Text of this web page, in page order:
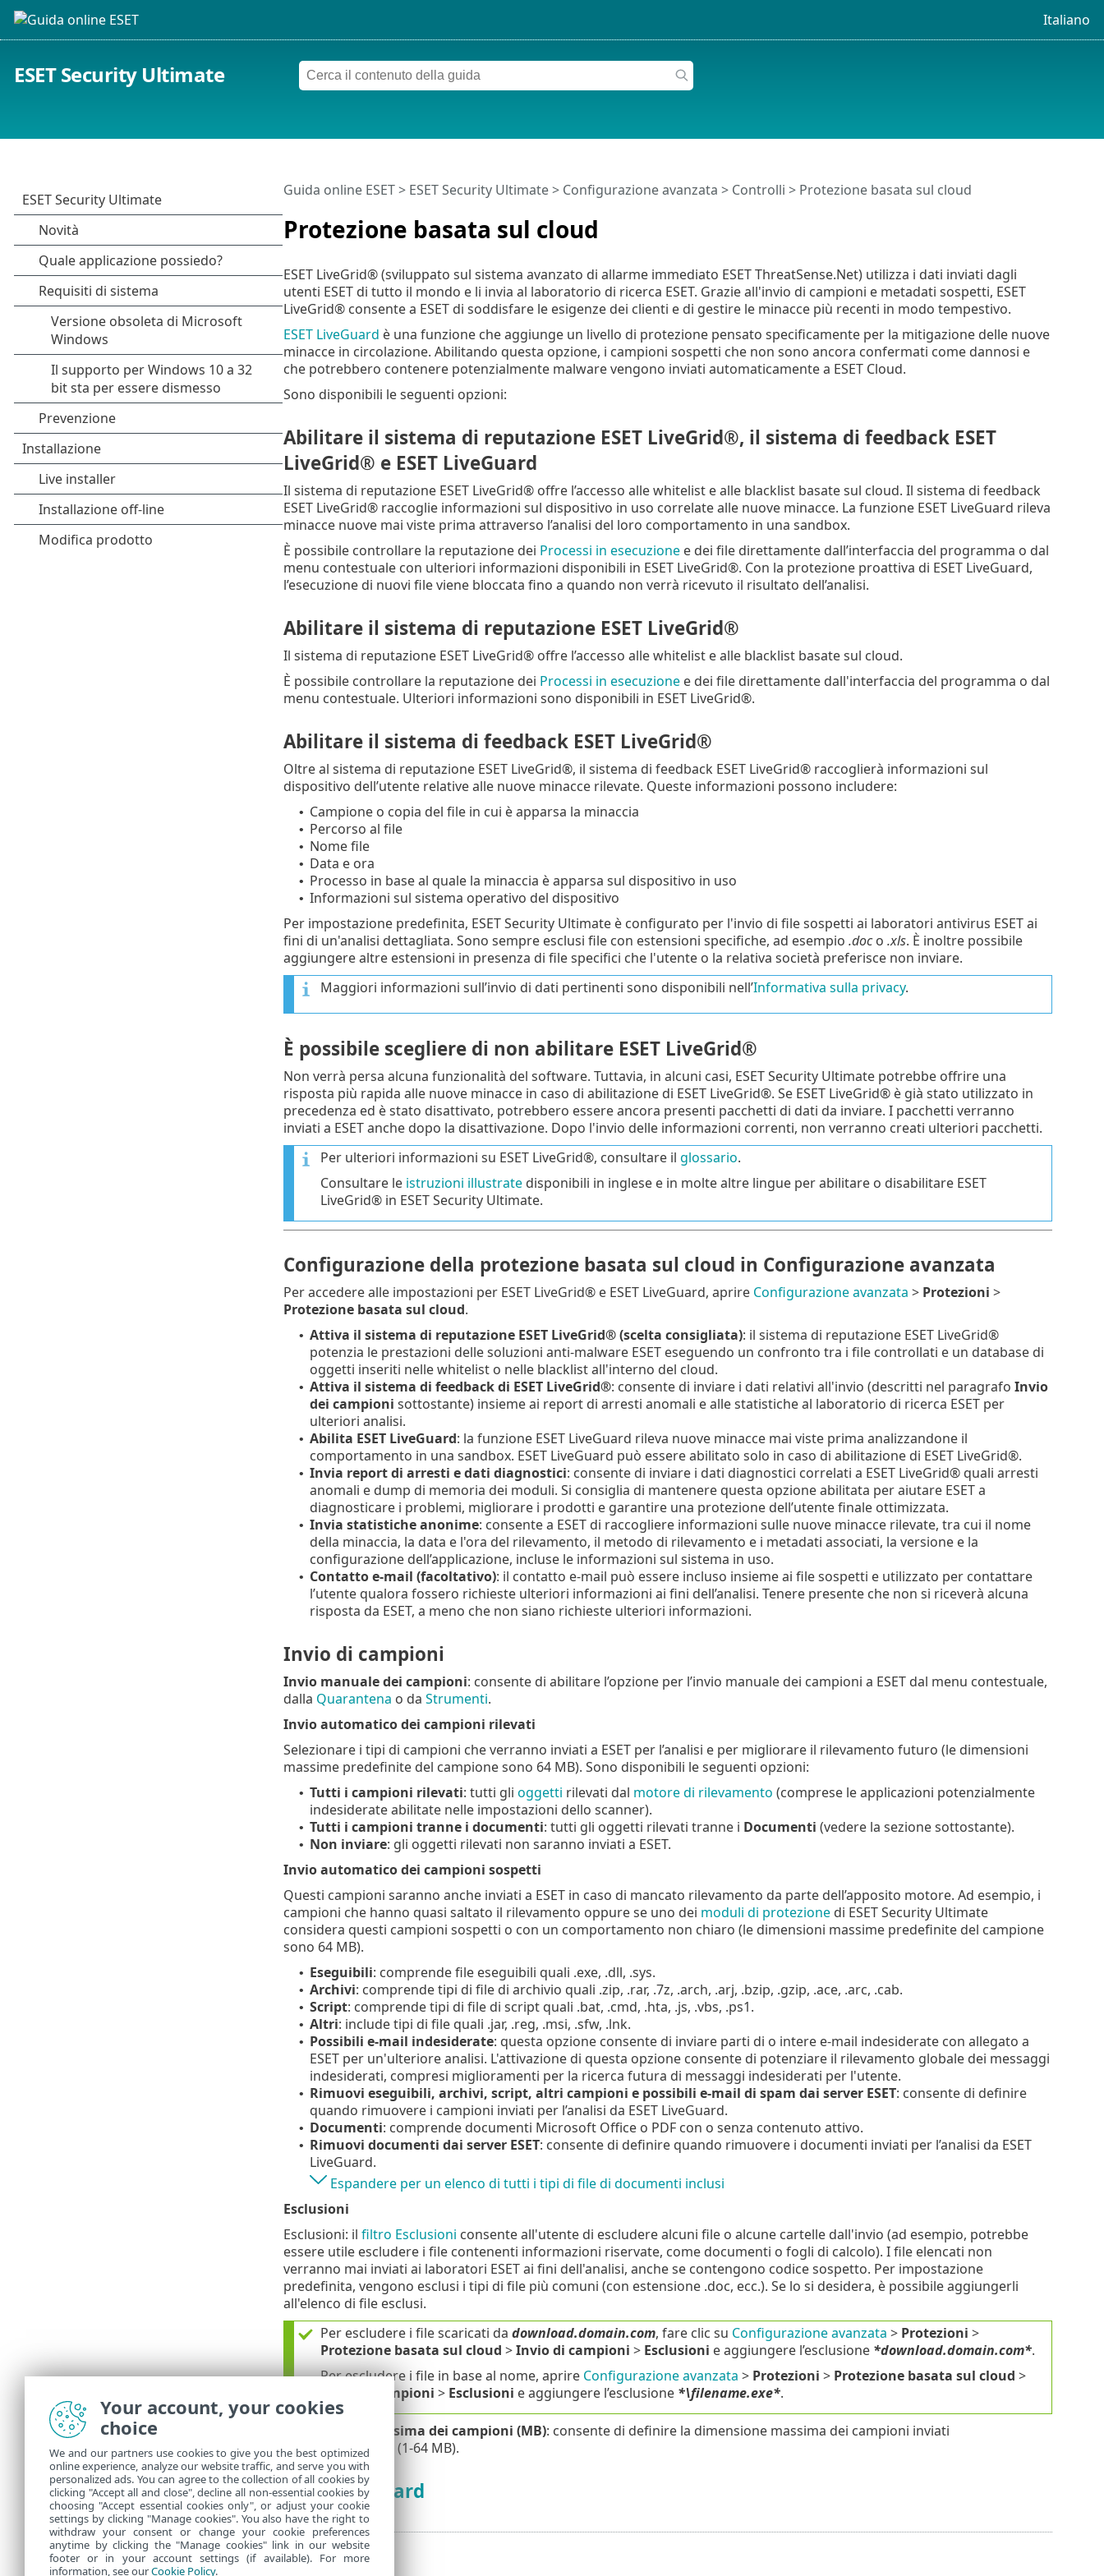
Italiano
ESET Security Ultimate
Protezione basata sul cloud
Guida online ESET> ESET Security Ultimate> Configurazione avanzata > Controlli > Protezione basata sul cloud
ESET LiveGrid® (sviluppato sul sistema avanzato di allarme immediato ESET ThreatSense.Net) utilizza i dati inviati dagli
utenti ESET di tutto il mondo e li invia al laboratorio di ricerca ESET. Grazie all'invio di campioni e metadati sospetti, ESET
LiveGrid® consente a ESET di soddisfare le esigenze dei clienti e di gestire le minacce più recenti in modo tempestivo.
ESET LiveGuard è una funzione che aggiunge un livello di protezione pensato specificamente per la mitigazione delle nuove
minacce in circolazione. Abilitando questa opzione, i campioni sospetti che non sono ancora confermati come dannosi e
che potrebbero contenere potenzialmente malware vengono inviati automaticamente a ESET Cloud.
Sono disponibili le seguenti opzioni:
Abilitare il sistema di reputazione ESET LiveGrid®, il sistema di feedback ESET
LiveGrid® e ESET LiveGuard
Il sistema di reputazione ESET LiveGrid® offre l’accesso alle whitelist e alle blacklist basate sul cloud. Il sistema di feedback
ESET LiveGrid® raccoglie informazioni sul dispositivo in uso correlate alle nuove minacce. La funzione ESET LiveGuard rileva
minacce nuove mai viste prima attraverso l’analisi del loro comportamento in una sandbox.
È possibile controllare la reputazione dei Processi in esecuzionee dei file direttamente dall’interfaccia del programma o dal
menu contestuale con ulteriori informazioni disponibili in ESET LiveGrid®. Con la protezione proattiva di ESET LiveGuard,
l’esecuzione di nuovi file viene bloccata fino a quando non verrà ricevuto il risultato dell’analisi.
Abilitare il sistema di reputazione ESET LiveGrid®
Il sistema di reputazione ESET LiveGrid® offre l’accesso alle whitelist e alle blacklist basate sul cloud.
È possibile controllare la reputazione dei Processi in esecuzionee dei file direttamente dall'interfaccia del programma o dal
menu contestuale. Ulteriori informazioni sono disponibili in ESET LiveGrid®.
Abilitare il sistema di feedback ESET LiveGrid®
Oltre al sistema di reputazione ESET LiveGrid®, il sistema di feedback ESET LiveGrid® raccoglierà informazioni sul
dispositivo dell’utente relative alle nuove minacce rilevate. Queste informazioni possono includere:
• Campione o copia del file in cui è apparsa la minaccia
• Percorso al file
• Nome file
• Data e ora
• Processo in base al quale la minaccia è apparsa sul dispositivo in uso
• Informazioni sul sistema operativo del dispositivo
Per impostazione predefinita, ESET Security Ultimate è configurato per l'invio di file sospetti ai laboratori antivirus ESET ai
fini di un'analisi dettagliata. Sono sempre esclusi file con estensioni specifiche, ad esempio .doco .xls. È inoltre possibile
aggiungere altre estensioni in presenza di file specifici che l'utente o la relativa società preferisce non inviare.
Maggiori informazioni sull’invio di dati pertinenti sono disponibili nell’Informativa sulla privacy.
È possibile scegliere di non abilitare ESET LiveGrid®
Non verrà persa alcuna funzionalità del software. Tuttavia, in alcuni casi, ESET Security Ultimate potrebbe offrire una
risposta più rapida alle nuove minacce in caso di abilitazione di ESET LiveGrid®. Se ESET LiveGrid® è già stato utilizzato in
precedenza ed è stato disattivato, potrebbero essere ancora presenti pacchetti di dati da inviare. I pacchetti verranno
inviati a ESET anche dopo la disattivazione. Dopo l'invio delle informazioni correnti, non verranno creati ulteriori pacchetti.
Per ulteriori informazioni su ESET LiveGrid®, consultare il glossario.
Consultare le istruzioni illustratedisponibili in inglese e in molte altre lingue per abilitare o disabilitare ESET
LiveGrid® in ESET Security Ultimate.
Configurazione della protezione basata sul cloud in Configurazione avanzata
Per accedere alle impostazioni per ESET LiveGrid® e ESET LiveGuard, aprire Configurazione avanzata > Protezioni >
Protezione basata sul cloud.
• Attiva il sistema di reputazione ESET LiveGrid® (scelta consigliata): il sistema di reputazione ESET LiveGrid®
potenzia le prestazioni delle soluzioni anti-malware ESET eseguendo un confronto tra i file controllati e un database di
oggetti inseriti nelle whitelist o nelle blacklist all'interno del cloud.
• Attiva il sistema di feedback di ESET LiveGrid®: consente di inviare i dati relativi all'invio (descritti nel paragrafo Invio
dei campioni sottostante) insieme ai report di arresti anomali e alle statistiche al laboratorio di ricerca ESET per
ulteriori analisi.
• Abilita ESET LiveGuard: la funzione ESET LiveGuard rileva nuove minacce mai viste prima analizzandone il
comportamento in una sandbox. ESET LiveGuard può essere abilitato solo in caso di abilitazione di ESET LiveGrid®.
• Invia report di arresti e dati diagnostici: consente di inviare i dati diagnostici correlati a ESET LiveGrid® quali arresti
anomali e dump di memoria dei moduli. Si consiglia di mantenere questa opzione abilitata per aiutare ESET a
diagnosticare i problemi, migliorare i prodotti e garantire una protezione dell’utente finale ottimizzata.
• Invia statistiche anonime: consente a ESET di raccogliere informazioni sulle nuove minacce rilevate, tra cui il nome
della minaccia, la data e l'ora del rilevamento, il metodo di rilevamento e i metadati associati, la versione e la
configurazione dell’applicazione, incluse le informazioni sul sistema in uso.
• Contatto e-mail (facoltativo): il contatto e-mail può essere incluso insieme ai file sospetti e utilizzato per contattare
l’utente qualora fossero richieste ulteriori informazioni ai fini dell’analisi. Tenere presente che non si riceverà alcuna
risposta da ESET, a meno che non siano richieste ulteriori informazioni.
Invio di campioni
Invio manuale dei campioni: consente di abilitare l’opzione per l’invio manuale dei campioni a ESET dal menu contestuale,
dalla Quarantena o da Strumenti.
Invio automatico dei campioni rilevati
Selezionare i tipi di campioni che verranno inviati a ESET per l’analisi e per migliorare il rilevamento futuro (le dimensioni
massime predefinite del campione sono 64 MB). Sono disponibili le seguenti opzioni:
• Tutti i campioni rilevati: tutti gli oggetti rilevati dal motore di rilevamento (comprese le applicazioni potenzialmente
indesiderate abilitate nelle impostazioni dello scanner).
• Tutti i campioni tranne i documenti: tutti gli oggetti rilevati tranne i Documenti (vedere la sezione sottostante).
• Non inviare: gli oggetti rilevati non saranno inviati a ESET.
Invio automatico dei campioni sospetti
Questi campioni saranno anche inviati a ESET in caso di mancato rilevamento da parte dell’apposito motore. Ad esempio, i
campioni che hanno quasi saltato il rilevamento oppure se uno dei moduli di protezionedi ESET Security Ultimate
considera questi campioni sospetti o con un comportamento non chiaro (le dimensioni massime predefinite del campione
sono 64 MB).
• Eseguibili: comprende file eseguibili quali .exe, .dll, .sys.
• Archivi: comprende tipi di file di archivio quali .zip, .rar, .7z, .arch, .arj, .bzip, .gzip, .ace, .arc, .cab.
• Script: comprende tipi di file di script quali .bat, .cmd, .hta, .js, .vbs, .ps1.
• Altri: include tipi di file quali .jar, .reg, .msi, .sfw, .lnk.
• Possibili e-mail indesiderate: questa opzione consente di inviare parti di o intere e-mail indesiderate con allegato a
ESET per un'ulteriore analisi. L'attivazione di questa opzione consente di potenziare il rilevamento globale dei messaggi
indesiderati, compresi miglioramenti per la ricerca futura di messaggi indesiderati per l'utente.
• Rimuovi eseguibili, archivi, script, altri campioni e possibili e-mail di spam dai server ESET: consente di definire
quando rimuovere i campioni inviati per l’analisi da ESET LiveGuard.
• Documenti: comprende documenti Microsoft Office o PDF con o senza contenuto attivo.
• Rimuovi documenti dai server ESET: consente di definire quando rimuovere i documenti inviati per l’analisi da ESET
LiveGuard.
Espandere per un elenco di tutti i tipi di file di documenti inclusi
Esclusioni
Esclusioni: il filtro Esclusioni consente all'utente di escludere alcuni file o alcune cartelle dall'invio (ad esempio, potrebbe
essere utile escludere i file contenenti informazioni riservate, come documenti o fogli di calcolo). I file elencati non
verranno mai inviati ai laboratori ESET ai fini dell'analisi, anche se contengono codice sospetto. Per impostazione
predefinita, vengono esclusi i tipi di file più comuni (con estensione .doc, ecc.). Se lo si desidera, è possibile aggiungerli
all'elenco di file esclusi.
Per escludere i file scaricati da download.domain.com, fare clic su Configurazione avanzata > Protezioni >
Protezione basata sul cloud >Invio di campioni > Esclusioni e aggiungere l’esclusione *download.domain.com*.
Per escludere i file in base al nome, aprire Configurazione avanzata > Protezioni > Protezione basata sul cloud >
Invio di campioni > Esclusioni e aggiungere l’esclusione *\filename.exe*.
Dimensione massima dei campioni (MB): consente di definire la dimensione massima dei campioni inviati
automaticamente (1-64 MB).
ESET LiveGuard
Your account, your cookies
choice
We and our partners use cookies to give you the best optimized
online experience, analyze our website traffic, and serve you with
personalized ads. You can agree to the collection of all cookies by
clicking "Accept all and close", decline all non-essential cookies by
choosing "Accept essential cookies only", or adjust your cookie
settings by clicking "Manage cookies". You also have the right to
withdraw your consent or change your cookie preferences
anytime by clicking the "Manage cookies" link in our website
footer or in your account settings (if available). For more
information, see ourCookie Policy.